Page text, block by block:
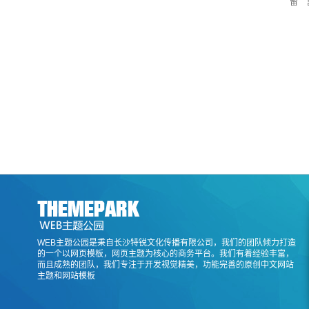
留
WEB主题公园是秉自长沙特锐文化传播有限公司，我们的团队倾力打造
的一个以网页模板，网页主题为核心的商务平台。我们有着经验丰富，
而且成熟的团队，我们专注于开发视觉精美，功能完善的原创中文网站
主题和网站模板